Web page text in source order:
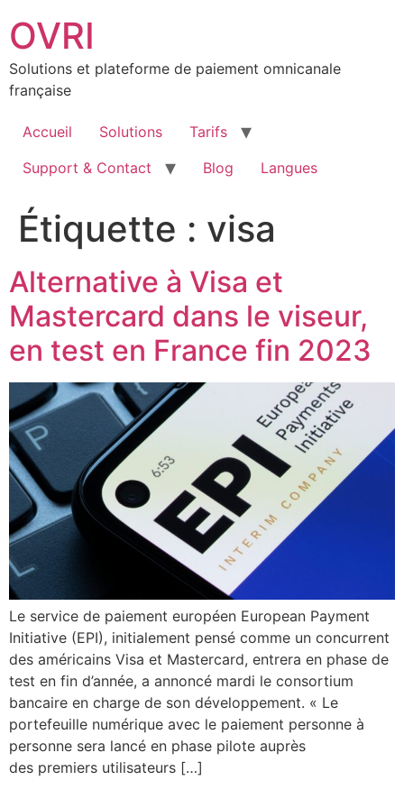
au
contenu
OVRI
Solutions et plateforme de paiement omnicanale
française
Accueil Solutions
Tarifs
Support & Contact
Blog Langues
Étiquette : visa
Alternative à Visa et
Mastercard dans le viseur,
en test en France fin 2023
Le service de paiement européen European Payment
Initiative (EPI), initialement pensé comme un concurrent
des américains Visa et Mastercard, entrera en phase de
test en fin d’année, a annoncé mardi le consortium
bancaire en charge de son développement. « Le
portefeuille numérique avec le paiement personne à
personne sera lancé en phase pilote auprès
des premiers utilisateurs […]